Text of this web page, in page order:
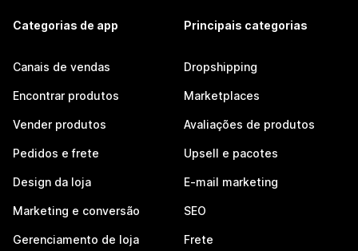
Categorias de app
Canais de vendas
Encontrar produtos
Vender produtos
Pedidos e frete
Design da loja
Marketing e conversão
Gerenciamento de loja
Principais categorias
Dropshipping
Marketplaces
Avaliações de produtos
Upsell e pacotes
E-mail marketing
SEO
Frete